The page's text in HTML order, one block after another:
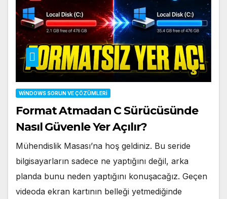
WINDOWS SORUN VE ÇÖZÜMLERI
Format Atmadan C Sürücüsünde
Nasıl Güvenle Yer Açılır?
Mühendislik Masası’na hoş geldiniz. Bu seride
bilgisayarların sadece ne yaptığını değil, arka
planda bunu neden yaptığını konuşacağız. Geçen
videoda ekran kartının belleği yetmediğinde